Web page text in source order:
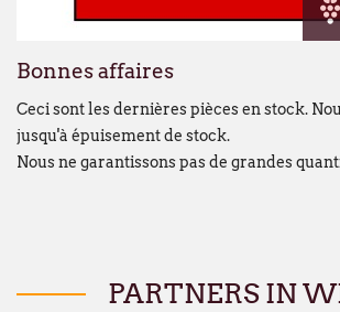
Bonnes affaires
Ceci sont les dernières pièces en stock.
jusqu'à épuisement de stock.
Nous ne garantissons pas de grandes
PARTNERS IN